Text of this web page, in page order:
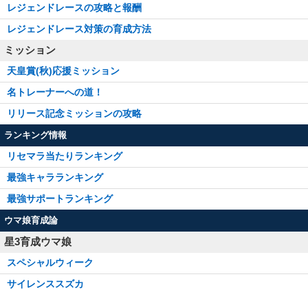
レジェンドレースの攻略と報酬
レジェンドレース対策の育成方法
ミッション
天皇賞(秋)応援ミッション
名トレーナーへの道！
リリース記念ミッションの攻略
ランキング情報
リセマラ当たりランキング
最強キャラランキング
最強サポートランキング
ウマ娘育成論
星3育成ウマ娘
スペシャルウィーク
サイレンススズカ